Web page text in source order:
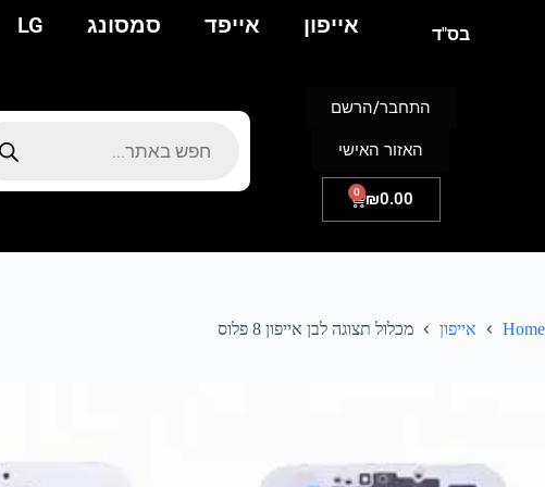
אייפון אייפד סמסונג LG בס"ד
₪0.00
0
התחבר/הרשם
האזור האישי
Home אייפון מכלול תצוגה לבן אייפון 8 פלוס